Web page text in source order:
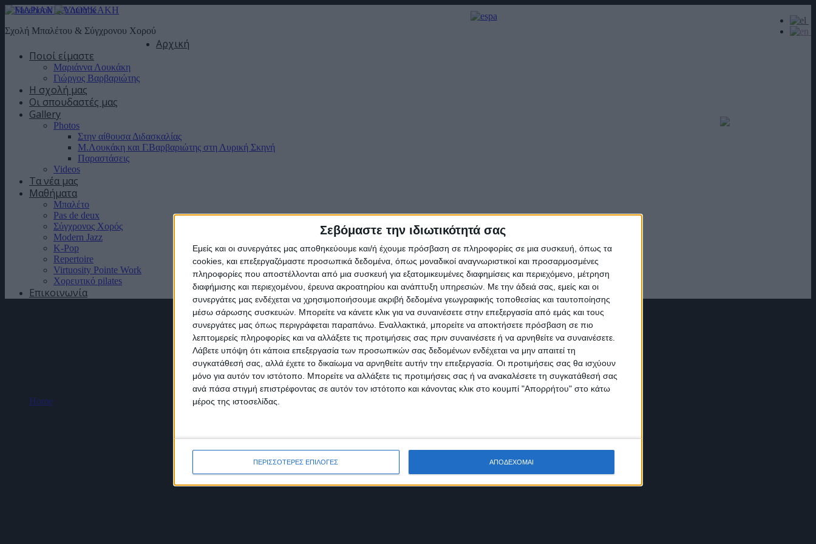
Σεβόμαστε την ιδιωτικότητά σας
Εμείς και οι συνεργάτες μας αποθηκεύουμε και/ή έχουμε πρόσβαση σε πληροφορίες σε μια συσκευή, όπως τα
cookies, και επεξεργαζόμαστε προσωπικά δεδομένα, όπως μοναδικοί αναγνωριστικοί και προσαρμοσμένες
πληροφορίες που αποστέλλονται από μια συσκευή για εξατομικευμένες διαφημίσεις και περιεχόμενο, μέτρηση
διαφήμισης και περιεχομένου, έρευνα ακροατηρίου και ανάπτυξη υπηρεσιών. Με την άδειά σας, εμείς και οι
συνεργάτες μας ενδέχεται να χρησιμοποιήσουμε ακριβή δεδομένα γεωγραφικής τοποθεσίας και ταυτοποίησης
μέσω σάρωσης συσκευών. Μπορείτε να κάνετε κλικ για να συναινέσετε στην επεξεργασία από εμάς και τους
συνεργάτες μας όπως περιγράφεται παραπάνω. Εναλλακτικά, μπορείτε να αποκτήσετε πρόσβαση σε πιο
λεπτομερείς πληροφορίες και να αλλάξετε τις προτιμήσεις σας πριν συναινέσετε ή να αρνηθείτε να συναινέσετε.
Λάβετε υπόψη ότι κάποια επεξεργασία των προσωπικών σας δεδομένων ενδέχεται να μην απαιτεί τη
συγκατάθεσή σας, αλλά έχετε το δικαίωμα να αρνηθείτε αυτήν την επεξεργασία. Οι προτιμήσεις σας θα ισχύουν
μόνο για αυτόν τον ιστότοπο. Μπορείτε να αλλάξετε τις προτιμήσεις σας ή να ανακαλέσετε τη συγκατάθεσή σας
ανά πάσα στιγμή επιστρέφοντας σε αυτόν τον ιστότοπο και κάνοντας κλικ στο κουμπί "Απορρήτου" στο κάτω
μέρος της ιστοσελίδας.
ΠΕΡΙΣΣΟΤΕΡΕΣ ΕΠΙΛΟΓΕΣ ΑΠΟΔΕΧΟΜΑΙ
Σχολή Μπαλέτου & Σύγχρονου Χορού
Αρχική
Ποιοί είμαστε
Μαριάννα Λουκάκη
Γιώργος Βαρβαριώτης
Η σχολή μας
Οι σπουδαστές μας
Gallery
Photos
Στην αίθουσα Διδασκαλίας
Μ.Λουκάκη και Γ.Βαρβαριώτης στη Λυρική Σκηνή
Παραστάσεις
Videos
Τα νέα μας
Μαθήματα
Μπαλέτο
Pas de deux
Σύγχρονος Χορός
Modern Jazz
K-Pop
Repertoire
Virtuosity Pointe Work
Χορευτικό pilates
Επικοινωνία
Η σχολή μας
Home
της Εθνικής Λυρικής Σκηνής και ο Γιώργος Βαρβαριώτης, ο επι είκοσι χρόνια Α' Χορευτής και Χορογράφος της Λυρικής.
Αποτέλεσμα ήταν μια Σχολή πρότυπο, που αγκαλιάζει με αγάπη τους σπουδαστές της και προσφέρει αυτό ακριβώς που υπόσχεται, ασφαλή και ολοκληρωμένη τεχνογνωσία στην Επιστήμη του Χορού.